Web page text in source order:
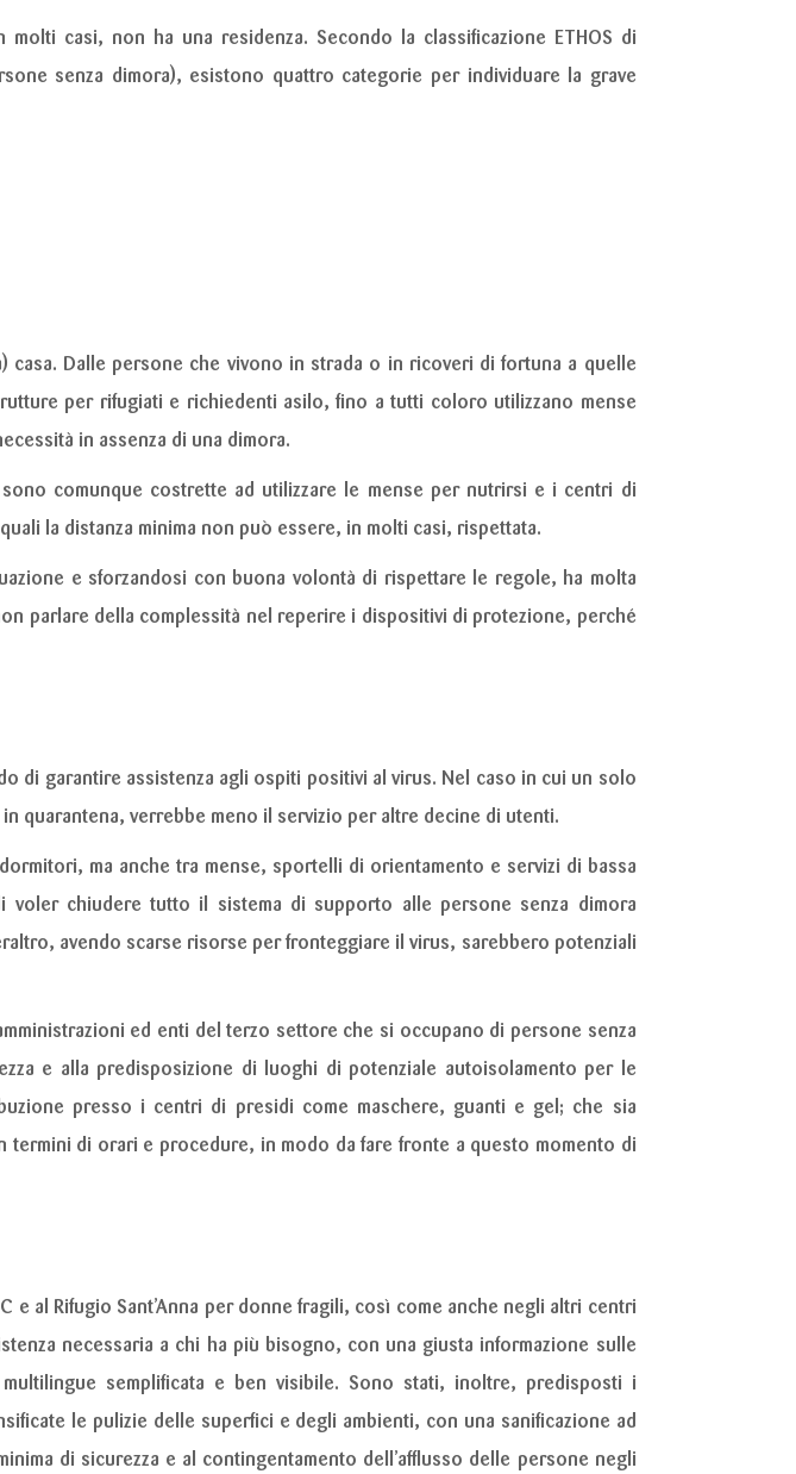
molti casi, non ha una residenza. Secondo la classificazione ETHOS di
senza dimora), esistono quattro categorie per individuare la grave
casa. Dalle persone che vivono in strada o in ricoveri di fortuna a quelle
per rifugiati e richiedenti asilo, fino a tutti coloro utilizzano mense
in assenza di una dimora.
comunque costrette ad utilizzare le mense per nutrirsi e i centri di
la distanza minima non può essere, in molti casi, rispettata.
e sforzandosi con buona volontà di rispettare le regole, ha molta
parlare della complessità nel reperire i dispositivi di protezione, perché
di garantire assistenza agli ospiti positivi al virus. Nel caso in cui un solo
quarantena, verrebbe meno il servizio per altre decine di utenti.
ma anche tra mense, sportelli di orientamento e servizi di bassa
chiudere tutto il sistema di supporto alle persone senza dimora
avendo scarse risorse per fronteggiare il virus, sarebbero potenziali
ed enti del terzo settore che si occupano di persone senza
e alla predisposizione di luoghi di potenziale autoisolamento per le
presso i centri di presidi come maschere, guanti e gel; che sia
di orari e procedure, in modo da fare fronte a questo momento di
e al Rifugio Sant’Anna per donne fragili, così come anche negli altri centri
necessaria a chi ha più bisogno, con una giusta informazione sulle
semplificata e ben visibile. Sono stati, inoltre, predisposti i
le pulizie delle superfici e degli ambienti, con una sanificazione ad
di sicurezza e al contingentamento dell’afflusso delle persone negli